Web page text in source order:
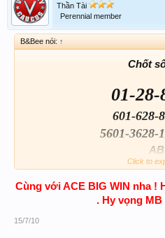
Thần Tài
Perennial member
B&Bee nói: ↑
Chốt
01-28-
601-628-
5601-3628-
AB
Click to
Cùng với ACE BIG WIN nha !
. Hy vọng MB
15/7/10